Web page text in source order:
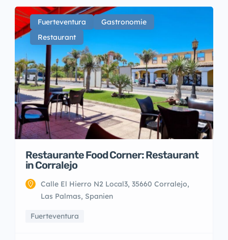
Fuerteventura
Gastronomie
Restaurant
Restaurante Food Corner: Restaurant
in Corralejo
Calle El Hierro N2 Local3, 35660 Corralejo,
Las Palmas, Spanien
Fuerteventura